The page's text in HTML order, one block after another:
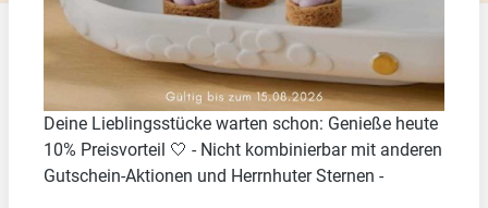
Outdoor Accessoires von Eva Solo
Grillzubehör, Gartenaccessoires uvm. für Ihren
Outdoor Lifestyle
Deine Lieblingsstücke warten schon: Genieße heute
10% Preisvorteil 🤍 - Nicht kombinierbar mit anderen
Gutschein-Aktionen und Herrnhuter Sternen -